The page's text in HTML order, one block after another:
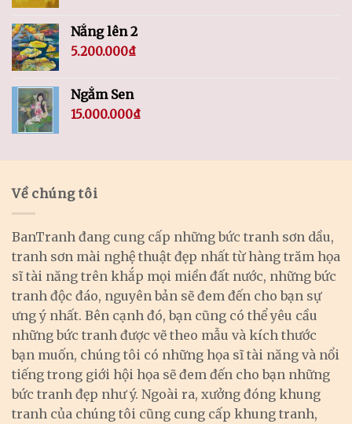
Nắng lên 2
5.200.000₫
Ngắm Sen
15.000.000₫
Về chúng tôi
BanTranh đang cung cấp những bức tranh sơn dầu,
tranh sơn mài nghệ thuật đẹp nhất từ hàng trăm họa
sĩ tài năng trên khắp mọi miền đất nước, những bức
tranh độc đáo, nguyên bản sẽ đem đến cho bạn sự
ưng ý nhất. Bên cạnh đó, bạn cũng có thể yêu cầu
những bức tranh được vẽ theo mẫu và kích thước
bạn muốn, chúng tôi có những họa sĩ tài năng và nổi
tiếng trong giới hội họa sẽ đem đến cho bạn những
bức tranh đẹp như ý. Ngoài ra, xưởng đóng khung
tranh của chúng tôi cũng cung cấp khung tranh,